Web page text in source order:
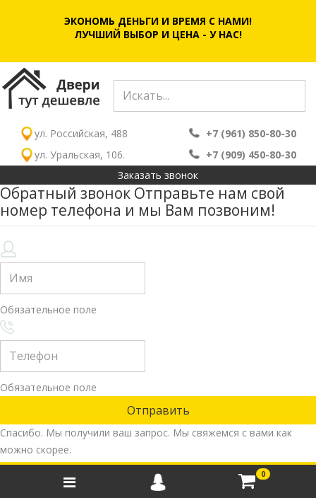
ЭКОНОМЬ ДЕНЬГИ И ВРЕМЯ С НАМИ!
ЛУЧШИЙ ВЫБОР И ЦЕНА - У НАС!
ул. Российская, 488
+7 (961) 850-80-30
ул. Уральская, 106.
+7 (909) 450-80-30
Заказать звонок
Обратный звонок Отправьте нам свой
номер телефона и мы Вам позвоним!
Обязательное поле
Обязательное поле
Спасибо. Мы получили ваш запрос. Мы свяжемся с вами как
можно скорее.
0